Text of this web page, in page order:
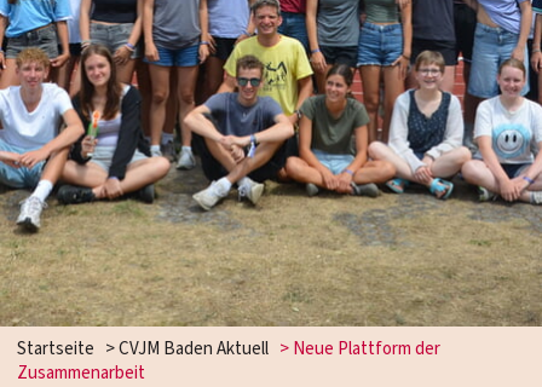
Startseite >CVJM Baden Aktuell >Neue Plattform der
Zusammenarbeit